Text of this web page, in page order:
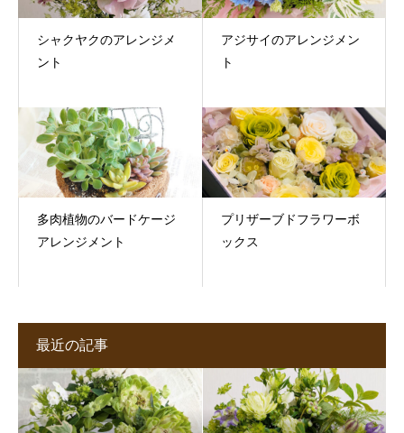
シャクヤクのアレンジメ
ント
アジサイのアレンジメン
ト
多肉植物のバードケージ
アレンジメント
プリザーブドフラワーボ
ックス
最近の記事